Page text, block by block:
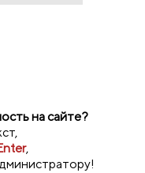
на сайте?
,